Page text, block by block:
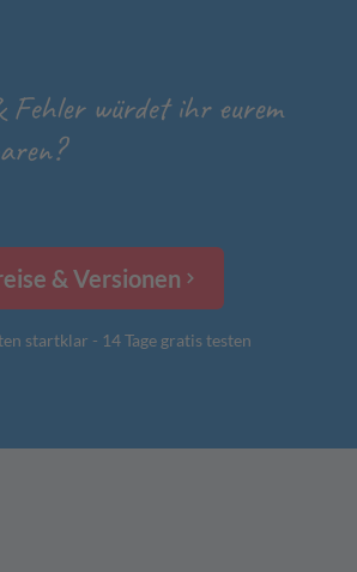
Fehler würdet ihr eurem
& Versionen
startklar - 14 Tage gratis testen